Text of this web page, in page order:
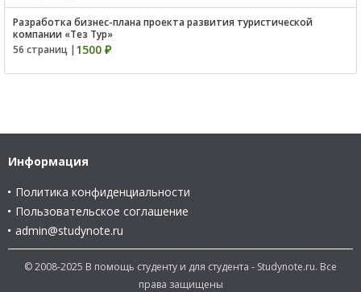
Разработка бизнес-плана проекта развития туристической
компании «Тез Тур»
56 страниц | 1500 ₽
Информация
Политика конфиденциальности
Пользовательское соглашение
admin@studynote.ru
© 2008-2025 В помощь студенту и для студента - Studynote.ru. Все
права защищены